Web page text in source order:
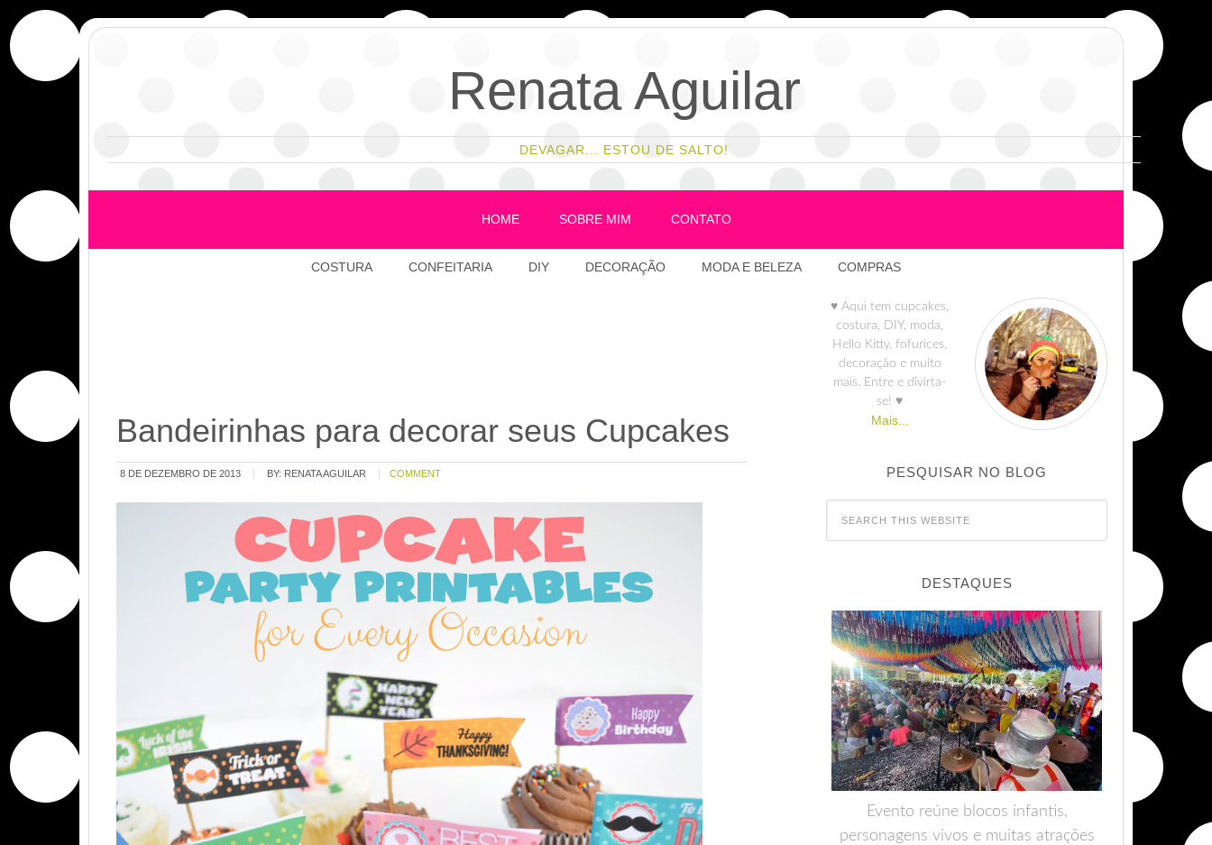
Renata Aguilar
DEVAGAR... ESTOU DE SALTO!
HOME SOBRE MIM CONTATO
COSTURA CONFEITARIA DIY DECORAÇÃO MODA E BELEZA COMPRAS
Bandeirinhas para decorar seus Cupcakes
8 DE DEZEMBRO DE 2013 BY: RENATA AGUILAR COMMENT
♥ Aqui tem cupcakes,
costura, DIY, moda,
Hello Kitty, fofurices,
decoração e muito
mais. Entre e divirta-
se! ♥
Mais...
PESQUISAR NO BLOG
DESTAQUES
Evento reúne blocos infantis,
personagens vivos e muitas atrações